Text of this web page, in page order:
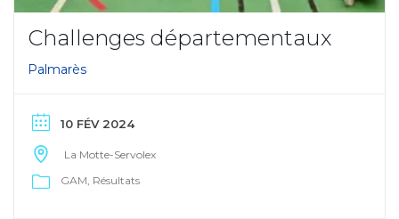
Challenges départementaux
Palmarès
10 FÉV 2024
La Motte-Servolex
GAM Résultats